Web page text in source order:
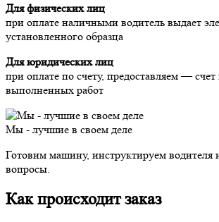
Для физических лиц
при оплате наличными водитель выдает
установленного образца
Для юридических лиц
при оплате по счету, предоставляем — счет
выполненных работ
Мы - лучшие в своем деле
Готовим машину, инструктируем водителя
вопросы.
Как происходит заказ